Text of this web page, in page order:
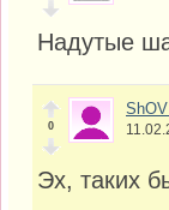
Надутые
0
ShOV
Эх, таких